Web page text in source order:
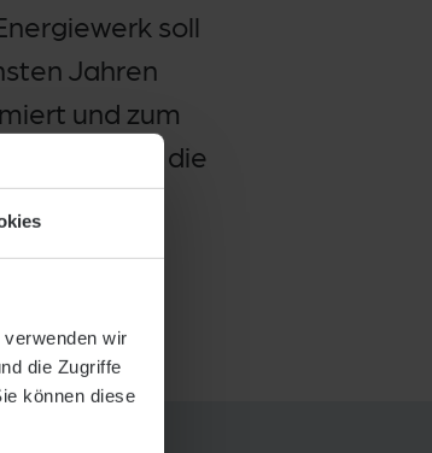
wir
die Zugriffe
können diese
soll
Jahren
und zum
für die